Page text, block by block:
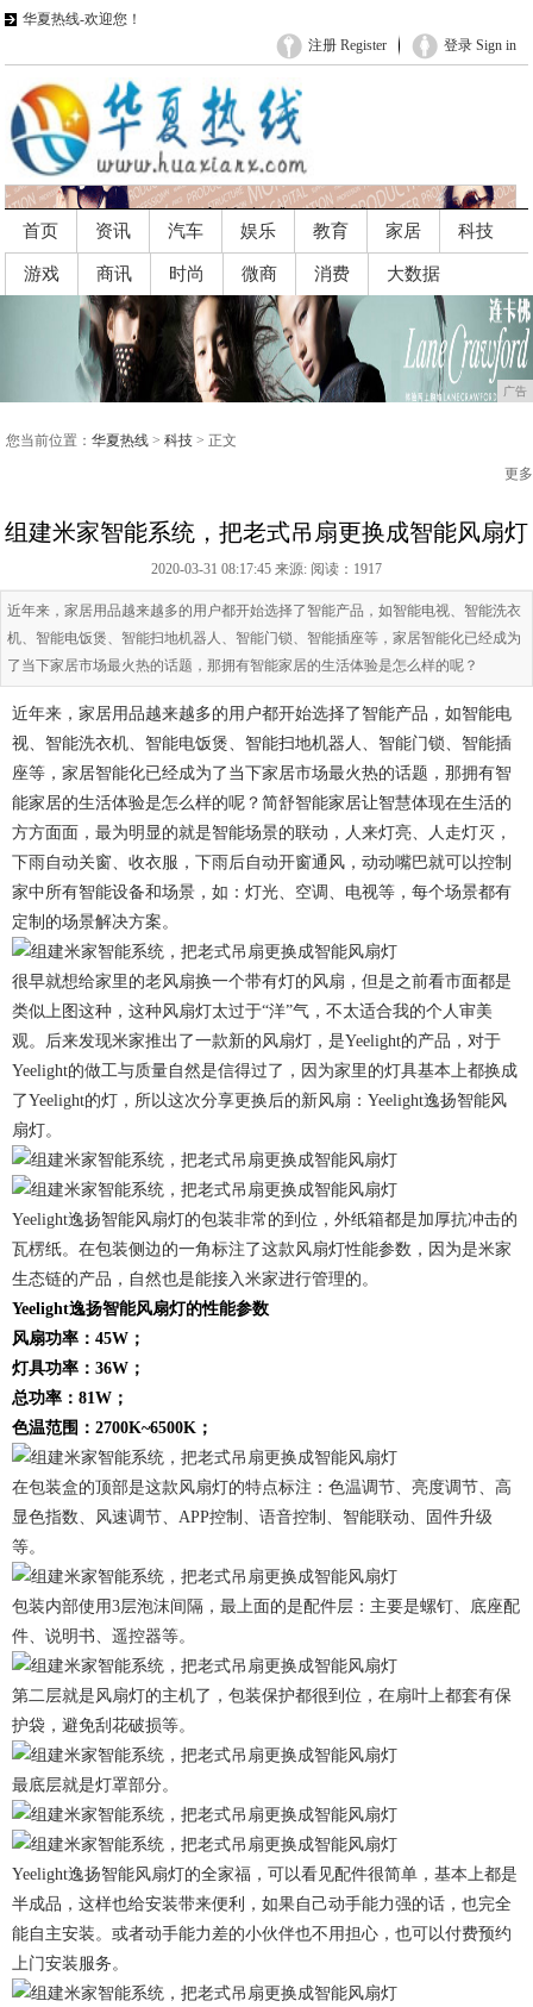
华夏热线-欢迎您！
登录 Sign in
注册 Register
首页 资讯 汽车 娱乐 教育 家居 科技
游戏 商讯 时尚 微商 消费 大数据
广告
您当前位置： 华夏热线 > 科技 > 正文
更多
组建米家智能系统，把老式吊扇更换成智能风扇灯
2020-03-31 08:17:45 来源: 阅读：1917
近年来，家居用品越来越多的用户都开始选择了智能产品，如智能电视、智能洗衣
机、智能电饭煲、智能扫地机器人、智能门锁、智能插座等，家居智能化已经成为
了当下家居市场最火热的话题，那拥有智能家居的生活体验是怎么样的呢？
近年来，家居用品越来越多的用户都开始选择了智能产品，如智能电
视、智能洗衣机、智能电饭煲、智能扫地机器人、智能门锁、智能插
座等，家居智能化已经成为了当下家居市场最火热的话题，那拥有智
能家居的生活体验是怎么样的呢？简舒智能家居让智慧体现在生活的
方方面面，最为明显的就是智能场景的联动，人来灯亮、人走灯灭，
下雨自动关窗、收衣服，下雨后自动开窗通风，动动嘴巴就可以控制
家中所有智能设备和场景，如：灯光、空调、电视等，每个场景都有
定制的场景解决方案。
很早就想给家里的老风扇换一个带有灯的风扇，但是之前看市面都是
类似上图这种，这种风扇灯太过于“洋”气，不太适合我的个人审美
观。后来发现米家推出了一款新的风扇灯，是Yeelight的产品，对于
Yeelight的做工与质量自然是信得过了，因为家里的灯具基本上都换成
了Yeelight的灯，所以这次分享更换后的新风扇：Yeelight逸扬智能风
扇灯。
Yeelight逸扬智能风扇灯的包装非常的到位，外纸箱都是加厚抗冲击的
瓦楞纸。在包装侧边的一角标注了这款风扇灯性能参数，因为是米家
生态链的产品，自然也是能接入米家进行管理的。
Yeelight逸扬智能风扇灯的性能参数
风扇功率：45W；
灯具功率：36W；
总功率：81W；
色温范围：2700K~6500K；
在包装盒的顶部是这款风扇灯的特点标注：色温调节、亮度调节、高
显色指数、风速调节、APP控制、语音控制、智能联动、固件升级
等。
包装内部使用3层泡沫间隔，最上面的是配件层：主要是螺钉、底座配
件、说明书、遥控器等。
第二层就是风扇灯的主机了，包装保护都很到位，在扇叶上都套有保
护袋，避免刮花破损等。
最底层就是灯罩部分。
Yeelight逸扬智能风扇灯的全家福，可以看见配件很简单，基本上都是
半成品，这样也给安装带来便利，如果自己动手能力强的话，也完全
能自主安装。或者动手能力差的小伙伴也不用担心，也可以付费预约
上门安装服务。